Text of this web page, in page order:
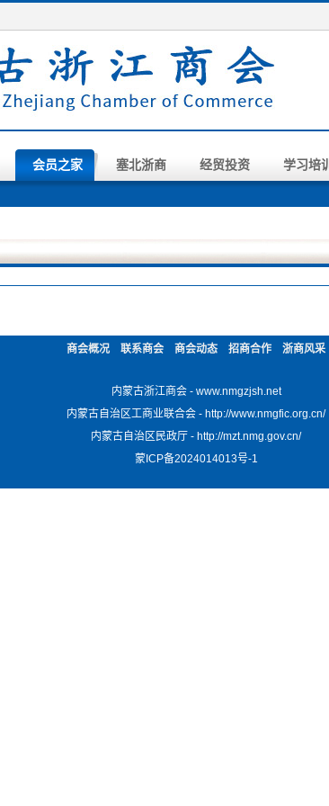
会员之家 塞北浙商 经贸投资 学习培训
商会概况 联系商会 商会动态 招商合作 浙商风采
内蒙古浙江商会 - www.nmgzjsh.net
内蒙古自治区工商业联合会 - http://www.nmgfic.org.cn/
内蒙古自治区民政厅 - http://mzt.nmg.gov.cn/
蒙ICP备2024014013号-1